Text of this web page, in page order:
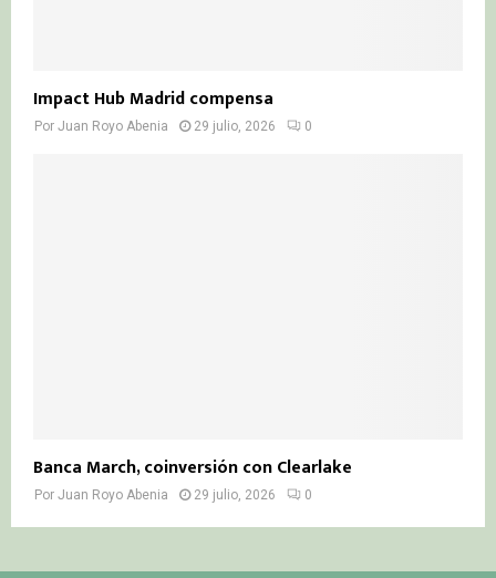
Impact Hub Madrid compensa
Por Juan Royo Abenia 29 julio, 2026 0
Banca March, coinversión con Clearlake
Por Juan Royo Abenia 29 julio, 2026 0